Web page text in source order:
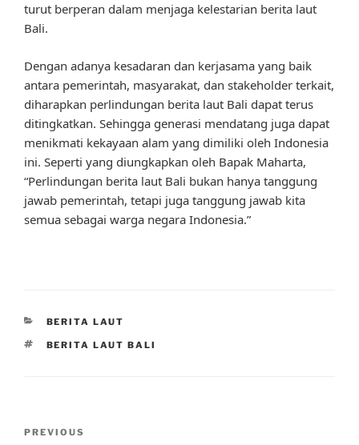
turut berperan dalam menjaga kelestarian berita laut
Bali.
Dengan adanya kesadaran dan kerjasama yang baik
antara pemerintah, masyarakat, dan stakeholder terkait,
diharapkan perlindungan berita laut Bali dapat terus
ditingkatkan. Sehingga generasi mendatang juga dapat
menikmati kekayaan alam yang dimiliki oleh Indonesia
ini. Seperti yang diungkapkan oleh Bapak Maharta,
“Perlindungan berita laut Bali bukan hanya tanggung
jawab pemerintah, tetapi juga tanggung jawab kita
semua sebagai warga negara Indonesia.”
CATEGORIES
BERITA LAUT
TAGS
BERITA LAUT BALI
Previous
PREVIOUS